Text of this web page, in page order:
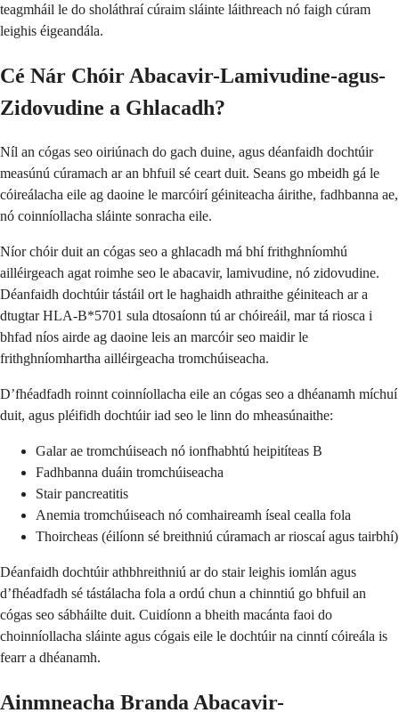
teagmháil le do sholáthraí cúraim sláinte láithreach nó faigh cúram
leighis éigeandála.
Cé Nár Chóir Abacavir-Lamivudine-agus-
Zidovudine a Ghlacadh?
Níl an cógas seo oiriúnach do gach duine, agus déanfaidh dochtúir
measúnú cúramach ar an bhfuil sé ceart duit. Seans go mbeidh gá le
cóireálacha eile ag daoine le marcóirí géiniteacha áirithe, fadhbanna ae,
nó coinníollacha sláinte sonracha eile.
Níor chóir duit an cógas seo a ghlacadh má bhí frithghníomhú
ailléirgeach agat roimhe seo le abacavir, lamivudine, nó zidovudine.
Déanfaidh dochtúir tástáil ort le haghaidh athraithe géiniteach ar a
dtugtar HLA-B*5701 sula dtosaíonn tú ar chóireáil, mar tá riosca i
bhfad níos airde ag daoine leis an marcóir seo maidir le
frithghníomhartha ailléirgeacha tromchúiseacha.
D’fhéadfadh roinnt coinníollacha eile an cógas seo a dhéanamh míchuí
duit, agus pléifidh dochtúir iad seo le linn do mheasúnaithe:
Galar ae tromchúiseach nó ionfhabhtú heipitíteas B
Fadhbanna duáin tromchúiseacha
Stair pancreatitis
Anemia tromchúiseach nó comhaireamh íseal cealla fola
Thoircheas (éilíonn sé breithniú cúramach ar rioscaí agus tairbhí)
Déanfaidh dochtúir athbhreithniú ar do stair leighis iomlán agus
d’fhéadfadh sé tástálacha fola a ordú chun a chinntiú go bhfuil an
cógas seo sábháilte duit. Cuidíonn a bheith macánta faoi do
choinníollacha sláinte agus cógais eile le dochtúir na cinntí cóireála is
fearr a dhéanamh.
Ainmneacha Branda Abacavir-